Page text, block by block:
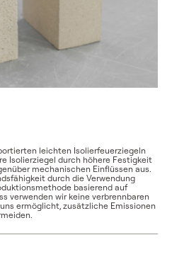
leichten Isolierfeuerziegeln
Isolierziegel durch höhere Festigkeit
mechanischen Einflüssen aus.
durch die Verwendung
basierend auf
verwenden wir keine verbrennbaren
ermöglicht, zusätzliche Emissionen